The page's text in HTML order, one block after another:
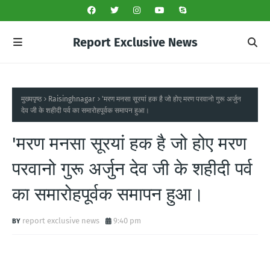
Report Exclusive News
मुख्यपृष्ठ Raisinghnagar
'मरण मनसा सूरयां हक है जो होए मरण परवानो गुरू अर्जुन
देव जी के शहीदी पर्व का समारोहपूर्वक समापन हुआ।
'मरण मनसा सूरयां हक है जो होए मरण
परवानो गुरू अर्जुन देव जी के शहीदी पर्व
का समारोहपूर्वक समापन हुआ।
report exclusive news 9:40 pm